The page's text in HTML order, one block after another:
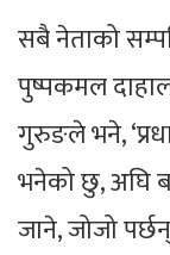
सबै नेताको
पुष्पकमल
गुरुङले भने,
भनेको छु, अघि
जाने, जोजो